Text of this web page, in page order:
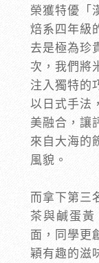
榮獲特優「
焙系四年級
去是極為珍
次，我們將
注入獨特的
以日式手法
美融合，讓
來自大海的
風貌。
而拿下第三
茶與鹹蛋
面，同學更
穎有趣的滋